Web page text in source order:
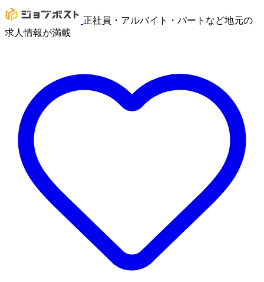
正社員・アルバイト・パートなど地元の
求人情報が満載